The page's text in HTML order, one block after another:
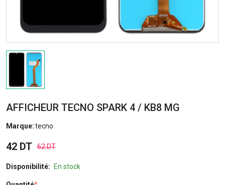
AFFICHEUR TECNO SPARK 4 / KB8 MG
Marque:tecno
42 DT 62 DT
Disponibilité: En stock